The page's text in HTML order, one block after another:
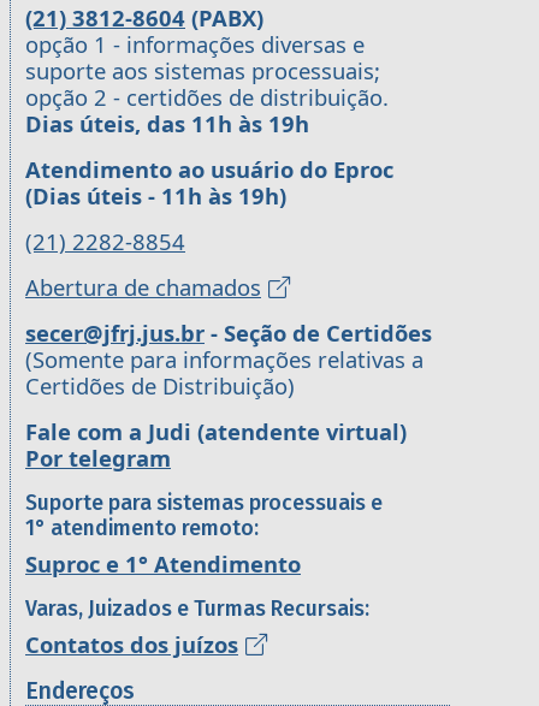
(21) 3812-8604 (PABX)
opção 1 - informações diversas e
suporte aos sistemas processuais;
opção 2 - certidões de distribuição.
Dias úteis, das 11h às 19h
Atendimento ao usuário do Eproc
(Dias úteis - 11h às 19h)
(21) 2282-8854
Abertura de chamados
secer@jfrj.jus.br - Seção de Certidões
(Somente para informações relativas a
Certidões de Distribuição)
Fale com a Judi (atendente virtual)
Por telegram
Suporte para sistemas processuais e
1° atendimento remoto:
Suproc e 1° Atendimento
Varas, Juizados e Turmas Recursais:
Contatos dos juízos
Endereços